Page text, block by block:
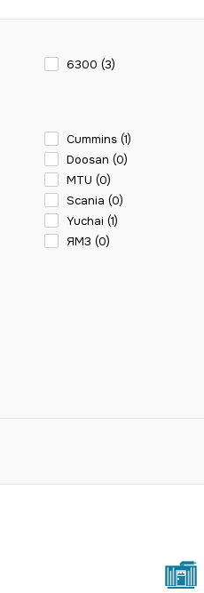
6300 (3)
Cummins (1)
Doosan (0)
MTU (0)
Scania (0)
Yuchai (1)
ЯМЗ (0)